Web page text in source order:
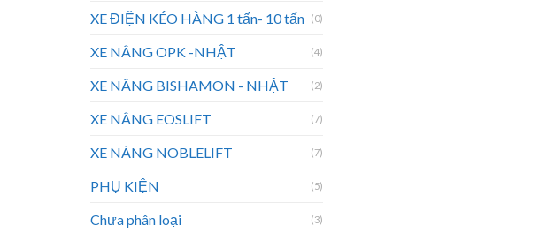
XE ĐIỆN KÉO HÀNG 1 tấn- 10 tấn (0)
XE NÂNG OPK -NHẬT (4)
XE NÂNG BISHAMON - NHẬT (2)
XE NÂNG EOSLIFT (7)
XE NÂNG NOBLELIFT (7)
PHỤ KIỆN (5)
Chưa phân loại (3)